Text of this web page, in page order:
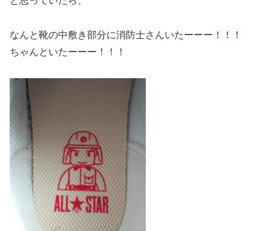
なんと靴の中敷き部分に消防士さんいたーーー！！！
ちゃんといたーーー！！！